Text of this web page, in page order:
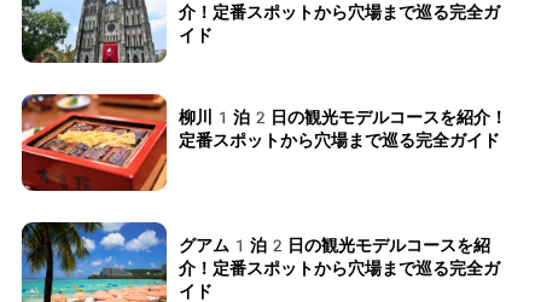
介！定番スポットから穴場まで巡る完全ガ
イド
柳川1泊2日の観光モデルコースを紹介！
定番スポットから穴場まで巡る完全ガイド
グアム1泊2日の観光モデルコースを紹
介！定番スポットから穴場まで巡る完全ガ
イド